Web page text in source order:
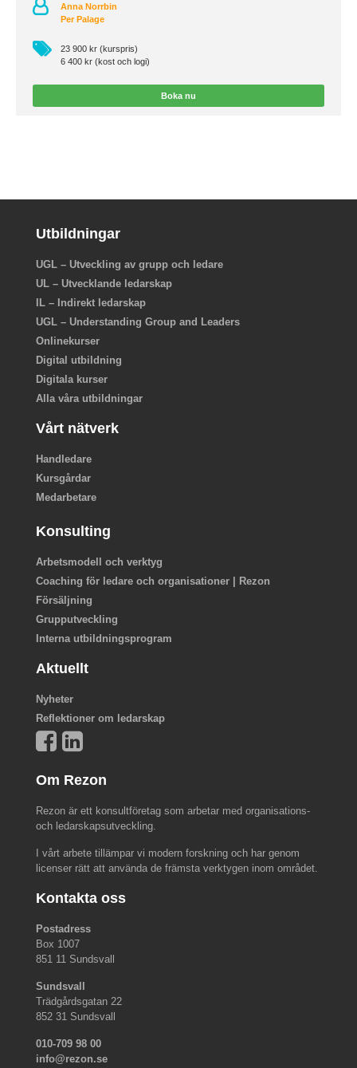
Anna Norrbin
Per Palage
23 900 kr (kurspris)
6 400 kr (kost och logi)
Boka nu
Utbildningar
UGL – Utveckling av grupp och ledare
UL – Utvecklande ledarskap
IL – Indirekt ledarskap
UGL – Understanding Group and Leaders
Onlinekurser
Digital utbildning
Digitala kurser
Alla våra utbildningar
Vårt nätverk
Handledare
Kursgårdar
Medarbetare
Konsulting
Arbetsmodell och verktyg
Coaching för ledare och organisationer | Rezon
Försäljning
Grupputveckling
Interna utbildningsprogram
Aktuellt
Nyheter
Reflektioner om ledarskap
Om Rezon
Rezon är ett konsultföretag som arbetar med organisations-
och ledarskapsutveckling.
I vårt arbete tillämpar vi modern forskning och har genom
licenser rätt att använda de främsta verktygen inom området.
Kontakta oss
Postadress
Box 1007
851 11 Sundsvall
Sundsvall
Trädgårdsgatan 22
852 31 Sundsvall
010-709 98 00
info@rezon.se